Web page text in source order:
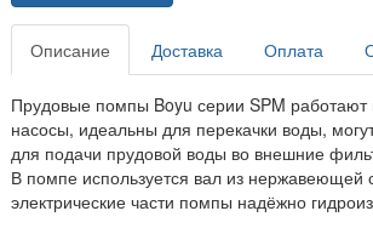
Описание Доставка Оплата
Прудовые помпы Boyu серии SPM работают
насосы, идеальны для перекачки воды,
для подачи прудовой воды во внешние
В помпе используется вал из нержавеющей
электрические части помпы надёжно